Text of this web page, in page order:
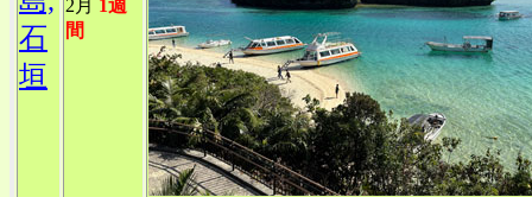
石
垣
2月 1週
間